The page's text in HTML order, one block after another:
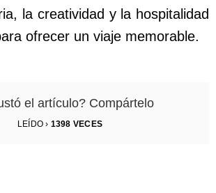
la creatividad y la hospitalidad
ofrecer un viaje memorable.
el artículo? Compártelo
LEÍDO › 1398 VECES